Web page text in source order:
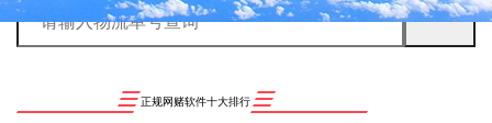
正规网赌软件十大排行